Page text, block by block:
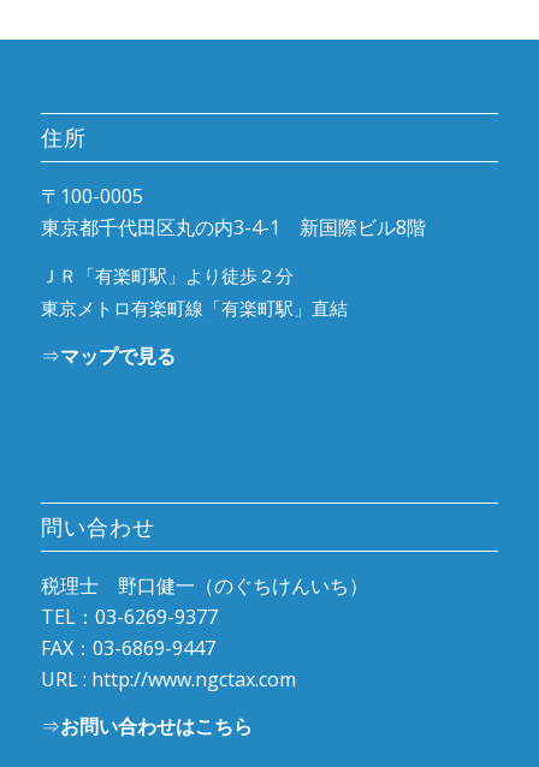
住所
〒100-0005
東京都千代田区丸の内3-4-1 新国際ビル8階
ＪＲ「有楽町駅」より徒歩２分
東京メトロ有楽町線「有楽町駅」直結
⇒マップで見る
問い合わせ
税理士 野口健一（のぐちけんいち）
TEL：03-6269-9377
FAX：03-6869-9447
URL : http://www.ngctax.com
⇒お問い合わせはこちら